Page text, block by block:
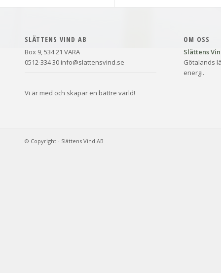
SLÄTTENS VIND AB
Box 9, 534 21 VARA
0512-334 30 info@slattensvind.se
Vi är med och skapar en bättre värld!
OM OSS
Slättens
Götalands
energi.
© Copyright - Slättens Vind AB